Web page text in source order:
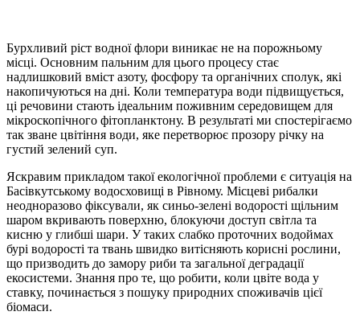
Бурхливий ріст водної флори виникає не на порожньому
місці. Основним пальним для цього процесу стає
надлишковий вміст азоту, фосфору та органічних сполук, які
накопичуються на дні. Коли температура води підвищується,
ці речовини стають ідеальним поживним середовищем для
мікроскопічного фітопланктону. В результаті ми спостерігаємо
так зване цвітіння води, яке перетворює прозору річку на
густий зелений суп.
Яскравим прикладом такої екологічної проблеми є ситуація на
Басівкутському водосховищі в Рівному. Місцеві рибалки
неодноразово фіксували, як синьо-зелені водорості щільним
шаром вкривають поверхню, блокуючи доступ світла та
кисню у глибші шари. У таких слабко проточних водоймах
бурі водорості та твань швидко витісняють корисні рослини,
що призводить до замору риби та загальної деградації
екосистеми. Знання про те, що робити, коли цвіте вода у
ставку, починається з пошуку природних споживачів цієї
біомаси.